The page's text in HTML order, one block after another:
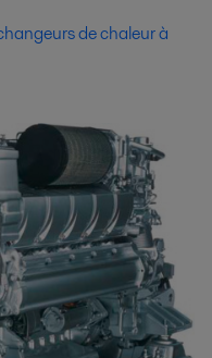
de chaleur à